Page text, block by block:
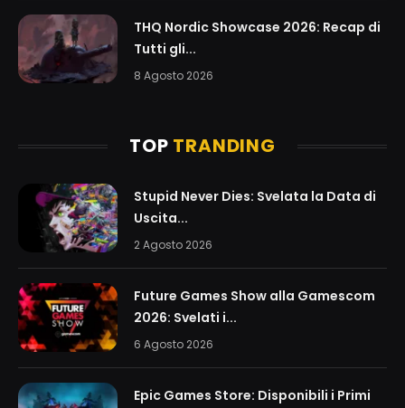
THQ Nordic Showcase 2026: Recap di
Tutti gli...
8 Agosto 2026
TOP TRANDING
Stupid Never Dies: Svelata la Data di
Uscita...
2 Agosto 2026
Future Games Show alla Gamescom
2026: Svelati i...
6 Agosto 2026
Epic Games Store: Disponibili i Primi